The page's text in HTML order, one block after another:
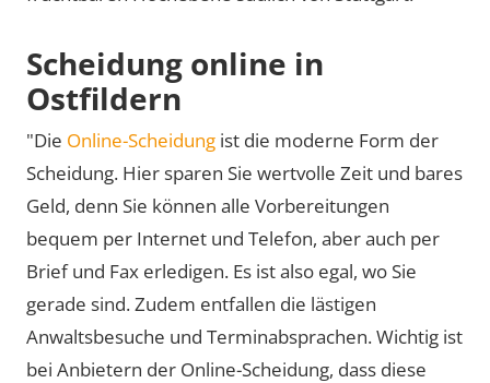
Scheidung online in
Ostfildern
"Die Online-Scheidung ist die moderne Form der
Scheidung. Hier sparen Sie wertvolle Zeit und bares
Geld, denn Sie können alle Vorbereitungen
bequem per Internet und Telefon, aber auch per
Brief und Fax erledigen. Es ist also egal, wo Sie
gerade sind. Zudem entfallen die lästigen
Anwaltsbesuche und Terminabsprachen. Wichtig ist
bei Anbietern der Online-Scheidung, dass diese